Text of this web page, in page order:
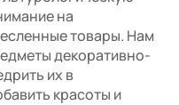
на
товары. Нам
декоративно-
их в
красоты и